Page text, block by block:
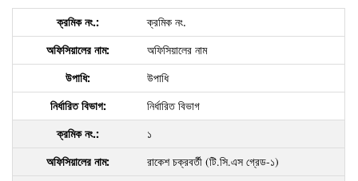
ক্রমিক নং.
অফিসিয়ালের নাম
উপাধি
নির্ধারিত বিভাগ
১
রাকেশ চক্রবর্তী (টি.সি.এস গ্রেড-১)